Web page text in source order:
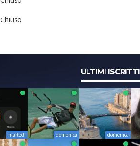
Chiuso
ULTIMI ISCRITTI
martedì domenica domenica